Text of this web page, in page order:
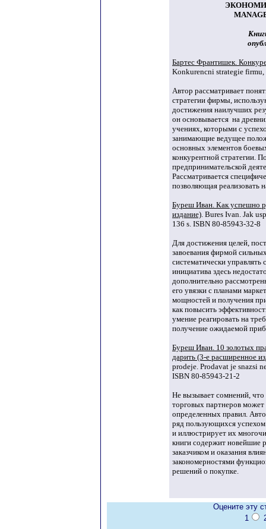
Бартес Франтишек.
Konkurencni strategie
Автор рассматривает
стратегии фирмы,
достижения наилучших
он основывается на
учениях, которыми с
занимающие ведущее
основных элементов
конкурентной стратегии.
предпринимательской
Рассматривается
позволяющая реализовать
Буреш Иван. Как успешно
издание) . Bures Ivan. Jak
136 s. ISBN 80-85943-32-8
Для достижения целей,
завоевания фирмой
систематически
инициатива здесь
дополнительно
его увязки с планами
мощностей и получения
как повысить
умение реагировать на
получение ожидаемой
Буреш Иван. 10 золотых
дарить (3-е расширенное
prodeje. Prodavat je snazsi
ISBN 80-85943-21-2
Не вызывает сомнений,
торговых партнеров
определенных правил.
ряд пользующихся успехом
и иллюстрирует их
книги содержит новейшие
заказчиком и оказания
закономерностями
решений о покупке.
Оцените эту
1